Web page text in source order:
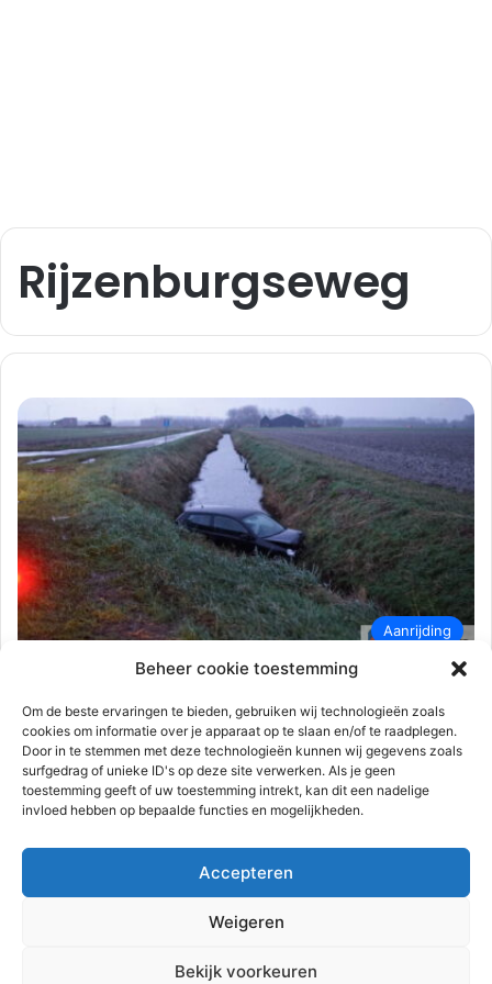
Beheer cookie toestemming
Om de beste ervaringen te bieden, gebruiken wij technologieën zoals
cookies om informatie over je apparaat op te slaan en/of te raadplegen.
Door in te stemmen met deze technologieën kunnen wij gegevens zoals
surfgedrag of unieke ID's op deze site verwerken. Als je geen
toestemming geeft of uw toestemming intrekt, kan dit een nadelige
invloed hebben op bepaalde functies en mogelijkheden.
Accepteren
Weigeren
Bekijk voorkeuren
Rijzenburgseweg
Aanrijding
4 januari 2024 0 241
Automobilist komt met auto in sloot
terecht | Rijzenburgseweg Sommelsdijk
Sommelsdijk – Donderdagmorgen 4 januari tegen 08.20 uur
heeft een ongeval plaatsgevonden aan de Rijzenburgseweg.